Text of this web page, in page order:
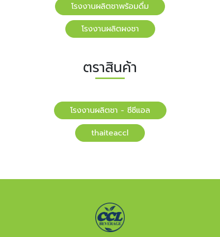
โรงงานผลิตชาพร้อมดื่ม
โรงงานผลิตผงชา
ตราสินค้า
โรงงานผลิตชา - ซีซีแอล
​​thaiteaccl